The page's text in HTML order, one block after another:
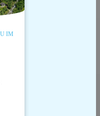
IM